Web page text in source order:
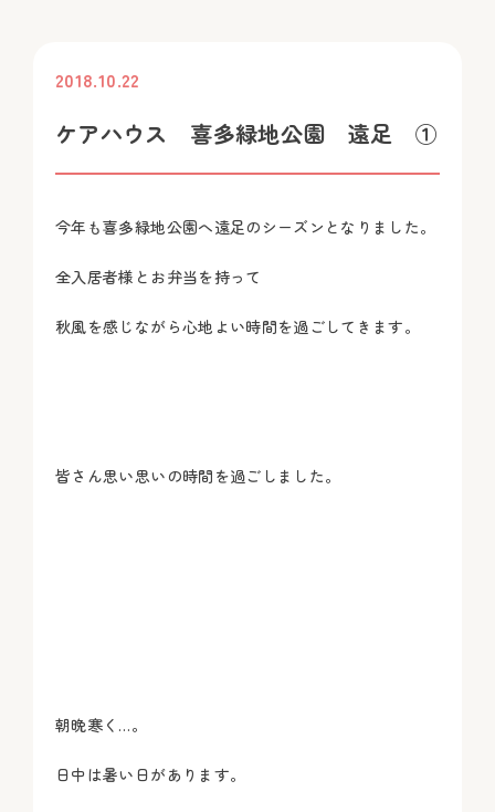
2018.10.22
ケアハウス 喜多緑地公園 遠足 ①
今年も喜多緑地公園へ遠足のシーズンとなりました。
全入居者様とお弁当を持って
秋風を感じながら心地よい時間を過ごしてきます。
皆さん思い思いの時間を過ごしました。
朝晩寒く…。
日中は暑い日があります。